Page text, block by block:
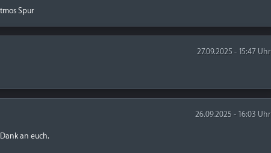
Spur
27.09.2025 - 15:47 Uhr
26.09.2025 - 16:03 Uhr
an euch.